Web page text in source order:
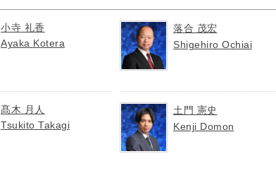
小寺 礼香
Ayaka Kotera
落合 茂宏
Shigehiro Ochiai
髙木 月人
Tsukito Takagi
土門 憲史
Kenji Domon